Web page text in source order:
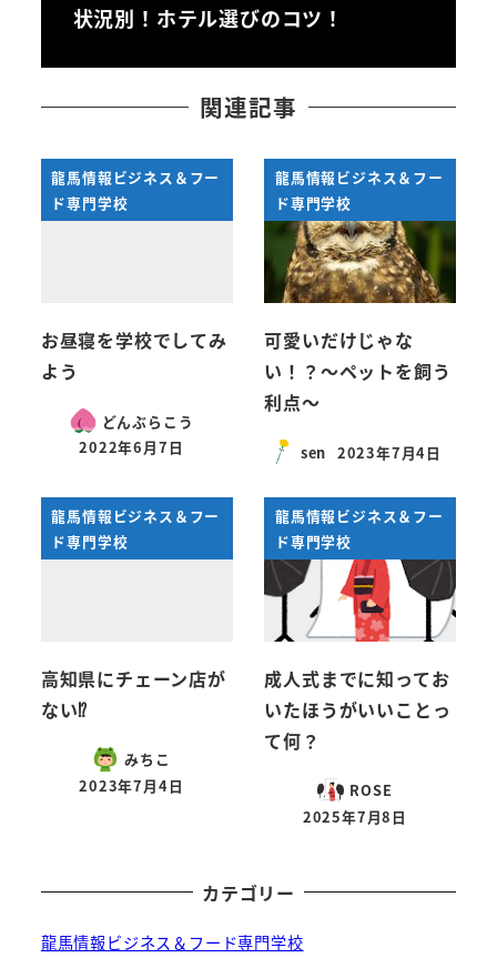
状況別！ホテル選びのコツ！
関連記事
龍馬情報ビジネス＆フー
ド専門学校
お昼寝を学校でしてみ
よう
どんぶらこう
投稿日
2022年6月7日
龍馬情報ビジネス＆フー
ド専門学校
可愛いだけじゃな
い！？～ペットを飼う
利点～
sen
投稿日
2023年7月4日
龍馬情報ビジネス＆フー
ド専門学校
高知県にチェーン店が
ない⁉
みちこ
投稿日
2023年7月4日
龍馬情報ビジネス＆フー
ド専門学校
成人式までに知ってお
いたほうがいいことっ
て何？
ROSE
投稿日
2025年7月8日
カテゴリー
龍馬情報ビジネス＆フード専門学校